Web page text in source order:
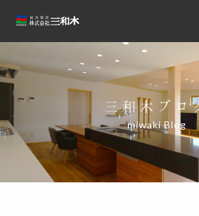
三和木ブロ
miwaki Blog